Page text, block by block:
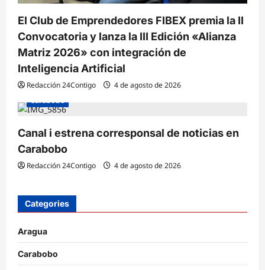
El Club de Emprendedores FIBEX premia la II
Convocatoria y lanza la III Edición «Alianza
Matriz 2026» con integración de
Inteligencia Artificial
Redacción 24Contigo
4 de agosto de 2026
Carabobo
Canal i estrena corresponsal de noticias en
Carabobo
Redacción 24Contigo 4 de agosto de 2026
Categories
Aragua
Carabobo